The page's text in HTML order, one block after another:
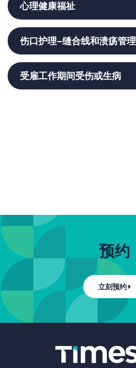
心理健康福祉
伤口护理–缝合线和溃疡管理
受雇工作期间受伤或生病
预约
立刻预约